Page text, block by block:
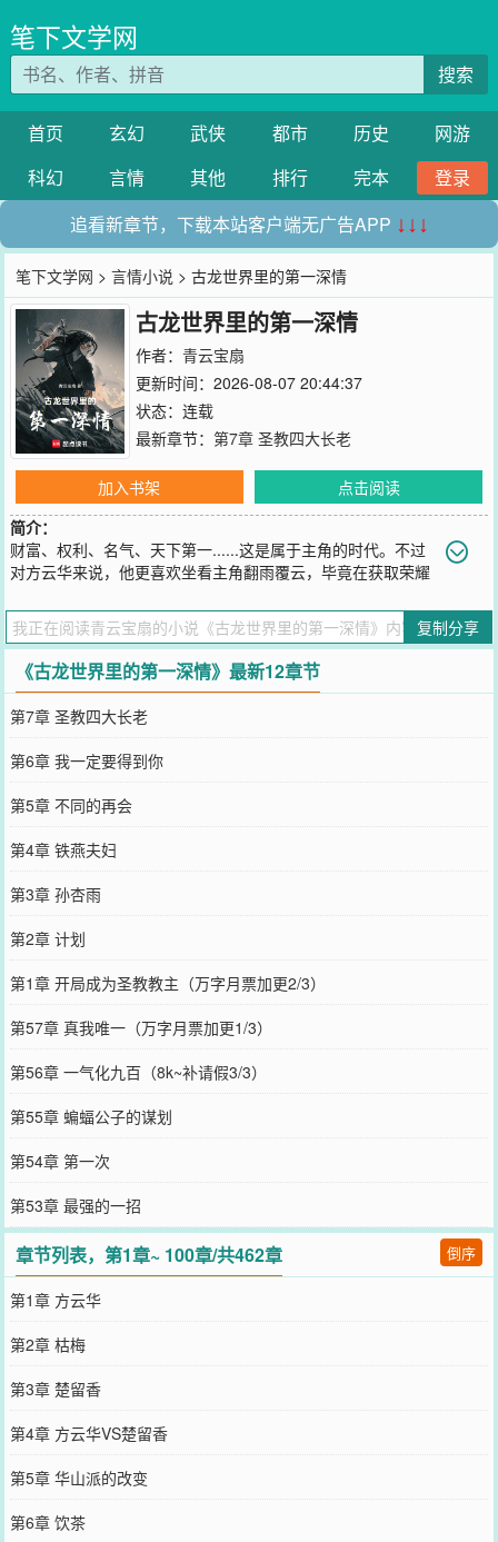
笔下文学网
搜索
首页 玄幻 武侠 都市 历史
网游
科幻
言情 其他 排行 完本
登录
追看新章节，下载本站客户端无广告APP ↓↓↓
笔下文学网 >言情小说 > 古龙世界里的第一深情
古龙世界里的第一深情
作者： 青云宝扇
更新时间：2026-08-07 20:44:37
状态：连载
最新章节： 第7章 圣教四大长老
加入书架
点击阅读
简介：
财富、权利、名气、天下第一......这是属于主角的时代。不过
对方云华来说，他更喜欢坐看主角翻雨覆云，毕竟在获取荣耀
自己多吃点甜的，当然他牙口不算太好，软一点的也吃得下。
您要是觉得《古龙世界里的第一深情》还不错的话请不要忘记向您QQ
群和微博微信里的朋友推荐哦！
复制分享
《古龙世界里的第一深情》最新12章节
第7章 圣教四大长老
第6章 我一定要得到你
第5章 不同的再会
第4章 铁燕夫妇
第3章 孙杏雨
第2章 计划
第1章 开局成为圣教教主（万字月票加更2/3）
第57章 真我唯一（万字月票加更1/3）
第56章 一气化九百（8k~补请假3/3）
第55章 蝙蝠公子的谋划
第54章 第一次
第53章 最强的一招
章节列表，第1章~ 100章/共462章 倒序
第1章 方云华
第2章 枯梅
第3章 楚留香
第4章 方云华VS楚留香
第5章 华山派的改变
第6章 饮茶